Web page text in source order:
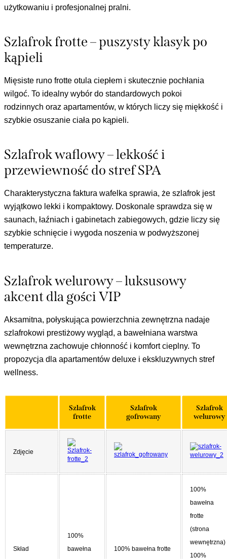
użytkowaniu i profesjonalnej pralni.
Szlafrok frotte – puszysty klasyk po
kąpieli
Mięsiste runo frotte otula ciepłem i skutecznie pochłania
wilgoć. To idealny wybór do standardowych pokoi
rodzinnych oraz apartamentów, w których liczy się miękkość i
szybkie osuszanie ciała po kąpieli.
Szlafrok waflowy – lekkość i
przewiewność do stref SPA
Charakterystyczna faktura wafelka sprawia, że szlafrok jest
wyjątkowo lekki i kompaktowy. Doskonale sprawdza się w
saunach, łaźniach i gabinetach zabiegowych, gdzie liczy się
szybkie schnięcie i wygoda noszenia w podwyższonej
temperaturze.
Szlafrok welurowy – luksusowy
akcent dla gości VIP
Aksamitna, połyskująca powierzchnia zewnętrzna nadaje
szlafrokowi prestiżowy wygląd, a bawełniana warstwa
wewnętrzna zachowuje chłonność i komfort cieplny. To
propozycja dla apartamentów deluxe i ekskluzywnych stref
wellness.
Szlafrok
frotte
Szlafrok
gofrowany
Szlafrok
welurowy
Zdjęcie
Skład
100%
bawełna
100% bawełna frotte
100%
bawełna
frotte
(strona
wewnętrzna)
100%